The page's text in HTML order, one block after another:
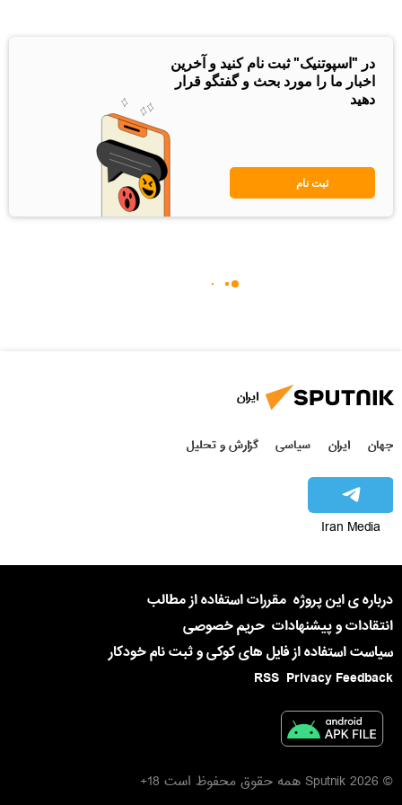
در "اسپوتنیک" ثبت نام کنید و آخرین
اخبار ما را مورد بحث و گفتگو قرار
دهید
ثبت نام
ایران
جهان ایران سیاسی گزارش و تحلیل
Iran Media
درباره ی این پروژه مقررات استفاده از مطالب
انتقادات و پیشنهادات حریم خصوصی
سیاست استفاده از فایل های کوکی و ثبت نام خودکار
Privacy Feedback
RSS
© 2026 Sputnik همه حقوق محفوظ است 18+